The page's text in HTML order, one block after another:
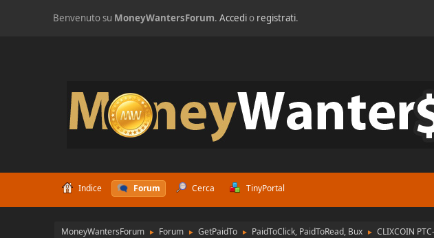
Benvenuto su MoneyWantersForum.Accedio registrati.
Indice Forum Cerca TinyPortal
MoneyWantersForum ► Forum ► GetPaidTo ► PaidToClick, PaidToRead, Bux ► CLIXCOIN